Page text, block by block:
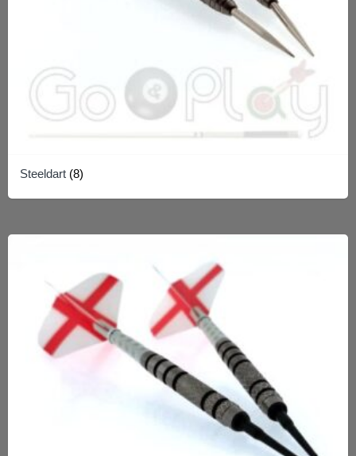
Steeldart (8)